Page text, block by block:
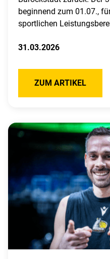
beginnend zum 01.07.,
sportlichen
31.03.2026
ZUM ARTIKEL